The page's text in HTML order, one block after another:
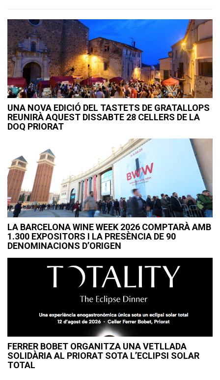
UNA NOVA EDICIÓ DEL TASTETS DE GRATALLOPS
REUNIRÀ AQUEST DISSABTE 28 CELLERS DE LA
DOQ PRIORAT
LA BARCELONA WINE WEEK 2026 COMPTARÀ AMB
1.300 EXPOSITORS I LA PRESÈNCIA DE 90
DENOMINACIONS D’ORIGEN
FERRER BOBET ORGANITZA UNA VETLLADA
SOLIDÀRIA AL PRIORAT SOTA L’ECLIPSI SOLAR
TOTAL